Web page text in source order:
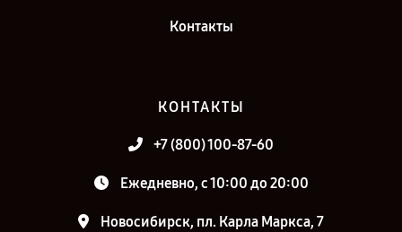
Контакты
КОНТАКТЫ
+7 (800) 100-87-60
Ежедневно, с 10:00 до 20:00
Новосибирск, пл. Карла Маркса, 7